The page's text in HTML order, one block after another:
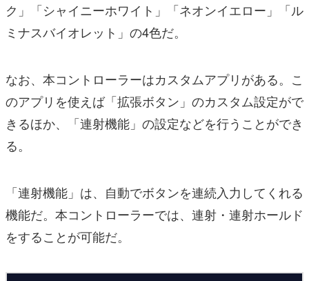
ク」「シャイニーホワイト」「ネオンイエロー」「ル
ミナスバイオレット」の4色だ。
なお、本コントローラーはカスタムアプリがある。こ
のアプリを使えば「拡張ボタン」のカスタム設定がで
きるほか、「連射機能」の設定などを行うことができ
る。
「連射機能」は、自動でボタンを連続入力してくれる
機能だ。本コントローラーでは、連射・連射ホールド
をすることが可能だ。